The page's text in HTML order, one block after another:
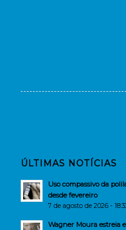
ÚLTIMAS NOTÍCIAS
Uso compassivo da
desde fevereiro
7 de agosto de 2026 -
Wagner Moura estreia